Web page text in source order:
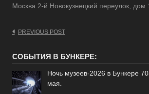
Москва 2-й Новокузнецкий переулок, дом
Post
PREVIOUS POST
СОБЫТИЯ В БУНКЕРЕ:
Ночь музеев-2026 в Бункере
мая.